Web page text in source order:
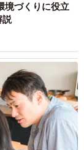
境づくりに役立
説